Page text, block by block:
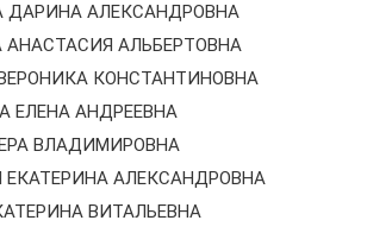
ДАРИНА АЛЕКСАНДРОВНА
АЛЬБЕРТОВНА
КОНСТАНТИНОВНА
ЕЛЕНА АНДРЕЕВНА
ВЛАДИМИРОВНА
ЕКАТЕРИНА АЛЕКСАНДРОВНА
ВИТАЛЬЕВНА